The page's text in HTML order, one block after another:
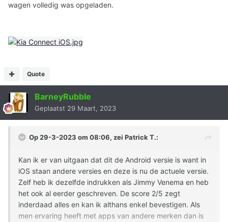
wagen volledig was opgeladen.
Quote
BarneyRubble
Geplaatst 29 Maart, 2023
Op 29-3-2023 om 08:06, zei Patrick T.:
Kan ik er van uitgaan dat dit de Android versie is want in
iOS staan andere versies en deze is nu de actuele versie.
Zelf heb ik dezelfde indrukken als Jimmy Venema en heb
het ook al eerder geschreven. De score 2/5 zegt
inderdaad alles en kan ik althans enkel bevestigen. Als
men ervaring heeft met apps van andere merken dan is